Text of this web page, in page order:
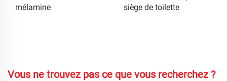
mélamine
siège de toilette
Vous ne trouvez pas ce que vous recherchez ?